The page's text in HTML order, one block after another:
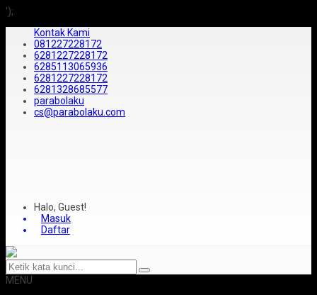
');
Kontak Kami
081227228172
6281227228172
6285113065936
6281227228172
6281328685577
parabolaku
cs@parabolaku.com
Halo, Guest!
Masuk
Daftar
MENU